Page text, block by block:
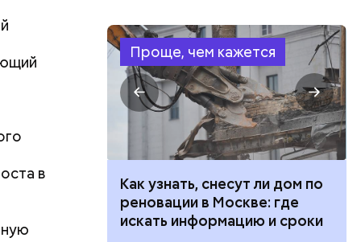
в
Проще, чем кажется
тысяч
при
кто может
Как узнать, снесут ли дом по
реновации в Москве: где
искать информацию и сроки